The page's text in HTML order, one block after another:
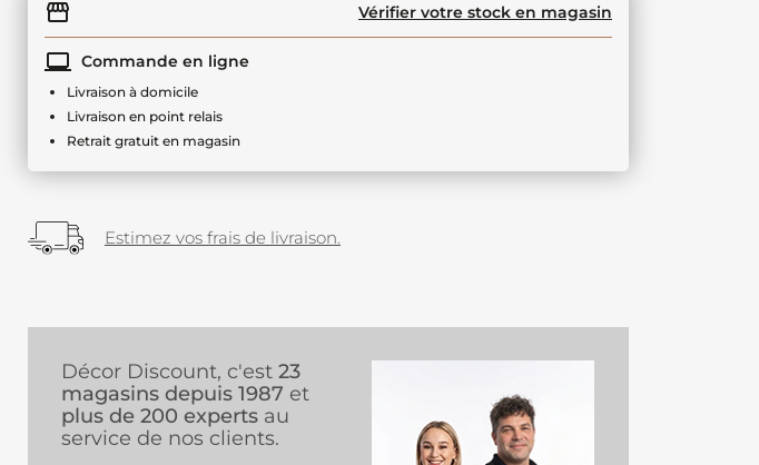
Vérifier votre stock en magasin
Commande en ligne
Livraison à domicile
Livraison en point relais
Retrait gratuit en magasin
Estimez vos frais de livraison.
Décor Discount, c'est 23
magasins depuis 1987 et
plus de 200 experts au
service de nos clients.